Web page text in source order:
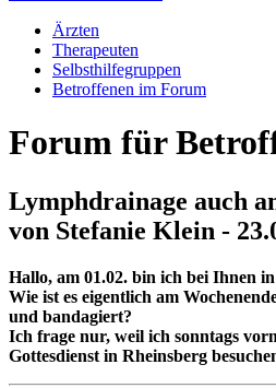
Ärzten
Therapeuten
Selbsthilfegruppen
Betroffenen im Forum
Forum für
Lymphdrainage auch
von Stefanie Klein -
Hallo, am 01.02. bin ich bei Ihnen
Wie ist es eigentlich am
und bandagiert?
Ich frage nur, weil ich sonntags
Gottesdienst in Rheinsberg